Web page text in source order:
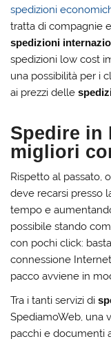
spedizioni
tratta di compagnie
spedizioni
spedizioni low cost
una possibilità per i
ai prezzi delle
Spedire in
migliori
Rispetto al passato,
deve recarsi presso
tempo e
possibile stando
con pochi click:
connessione
pacco avviene in
Tra i tanti servizi di
SpediamoWeb, una
pacchi e documenti